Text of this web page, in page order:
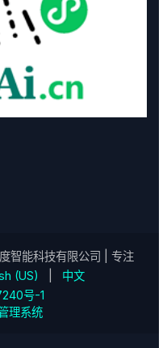
智能科技有限公司
| 专注
(US)
中文
号-1
理系统